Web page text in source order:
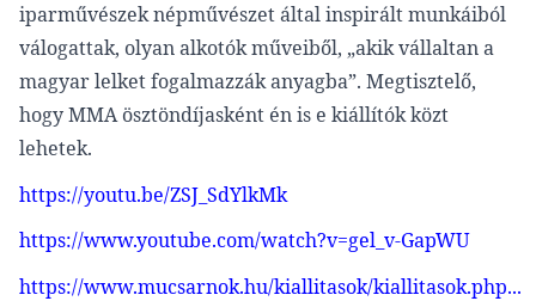
iparművészek népművészet által inspirált munkáiból
válogattak, olyan alkotók műveiből, „akik vállaltan a
magyar lelket fogalmazzák anyagba”. Megtisztelő,
hogy MMA ösztöndíjasként én is e kiállítók közt
lehetek.
https://youtu.be/ZSJ_SdYlkMk
https://www.youtube.com/watch?v=gel_v-GapWU
https://www.mucsarnok.hu/kiallitasok/kiallitasok.php...